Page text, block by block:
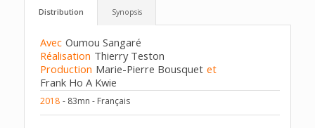
Distribution Synopsis
Avec Oumou Sangaré
Réalisation Thierry Teston
Production Marie-Pierre Bousquet et
Frank Ho A Kwie
2018 - 83mn - Français